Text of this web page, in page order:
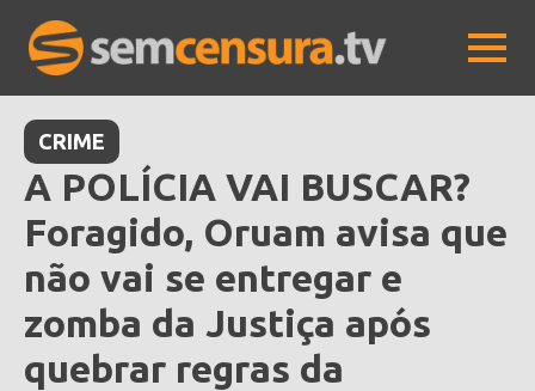
CRIME
A POLÍCIA VAI BUSCAR?
Foragido, Oruam avisa que
não vai se entregar e
zomba da Justiça após
quebrar regras da